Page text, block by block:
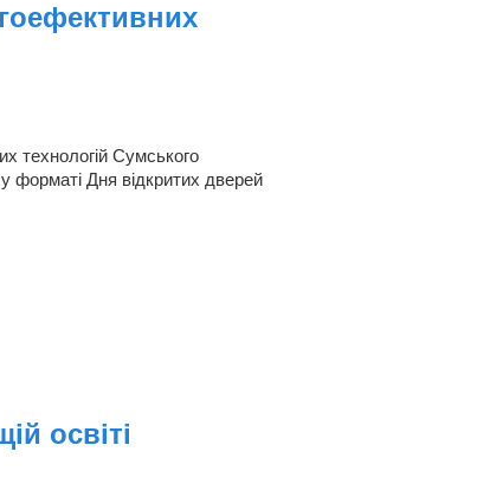
технологій Сумського
форматі Дня відкритих дверей
освіті